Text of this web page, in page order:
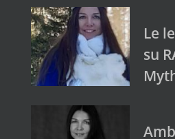
Le
su